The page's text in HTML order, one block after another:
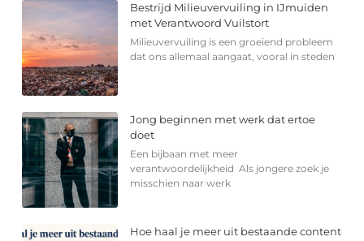
Bestrijd Milieuvervuiling in IJmuiden
met Verantwoord Vuilstort
Milieuvervuiling is een groeiend probleem
dat ons allemaal aangaat, vooral in steden
Jong beginnen met werk dat ertoe
doet
Een bijbaan met meer
verantwoordelijkheid Als jongere zoek je
misschien naar werk
Hoe haal je meer uit bestaande content